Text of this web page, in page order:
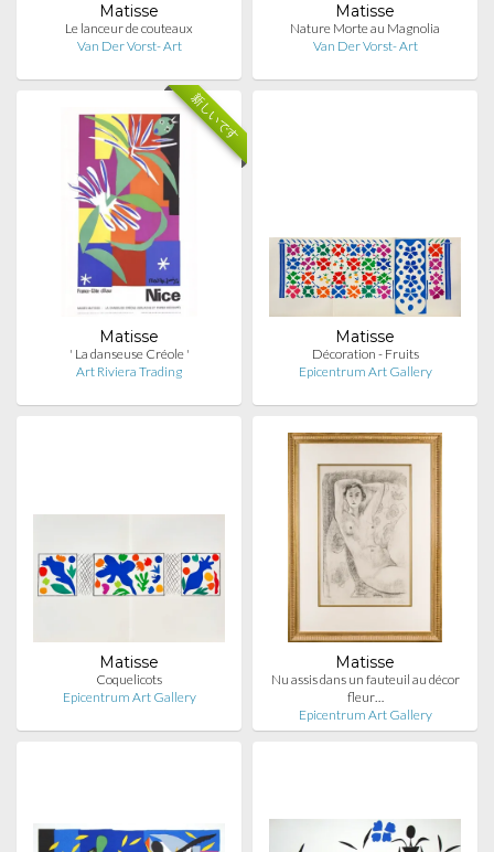
Matisse
Le lanceur de couteaux
Van Der Vorst- Art
Matisse
Nature Morte au Magnolia
Van Der Vorst- Art
新しいです
Matisse
' La danseuse Créole '
Art Riviera Trading
Matisse
Décoration - Fruits
Epicentrum Art Gallery
Matisse
Coquelicots
Epicentrum Art Gallery
Matisse
Nu assis dans un fauteuil au décor
fleur…
Epicentrum Art Gallery